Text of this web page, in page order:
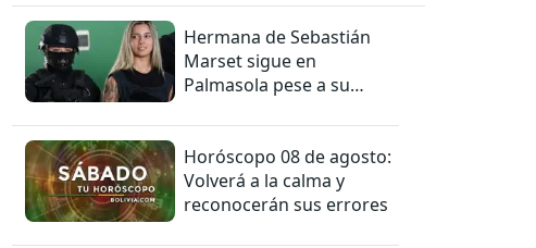
Hermana de Sebastián
Marset sigue en
Palmasola pese a su
Horóscopo 08 de agosto:
Volverá a la calma y
reconocerán sus errores